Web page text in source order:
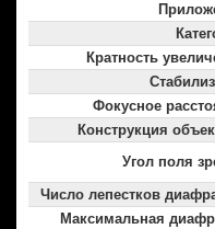
Кратность
Фокусное
Конструкция
Угол поля
Число лепестков
Максимальная